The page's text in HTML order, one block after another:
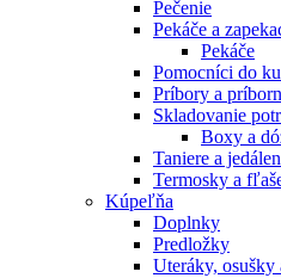
Pečenie
Pekáče a
Pekáče
Pomocníci do
Príbory a
Skladovanie
Boxy a
Taniere a
Termosky a
Kúpeľňa
Doplnky
Predložky
Uteráky, osušky